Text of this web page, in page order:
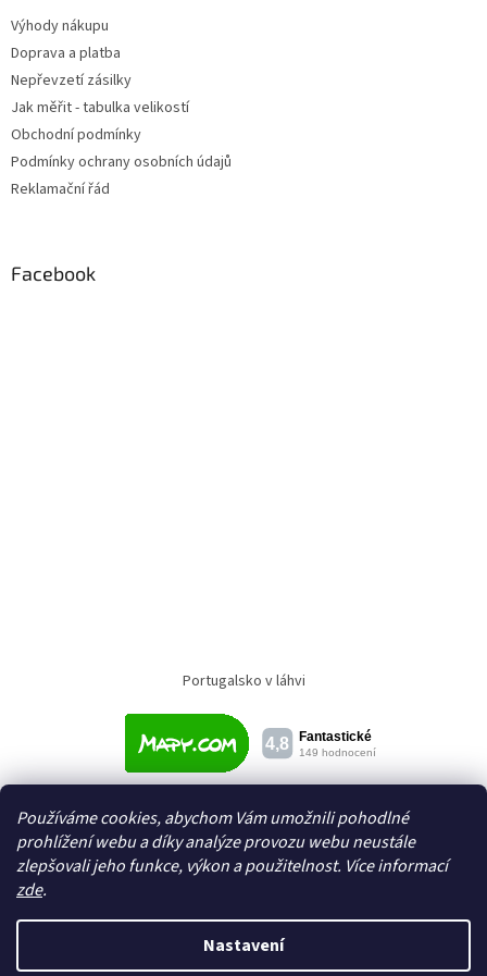
Používáme cookies, abychom Vám umožnili pohodlné
prohlížení webu a díky analýze provozu webu neustále
zlepšovali jeho funkce, výkon a použitelnost. Více informací
zde.
Nastavení
Výhody nákupu
Doprava a platba
Nepřevzetí zásilky
Jak měřit - tabulka velikostí
Obchodní podmínky
Podmínky ochrany osobních údajů
Reklamační řád
Facebook
Portugalsko v láhvi